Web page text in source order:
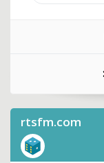
rtsfm.com